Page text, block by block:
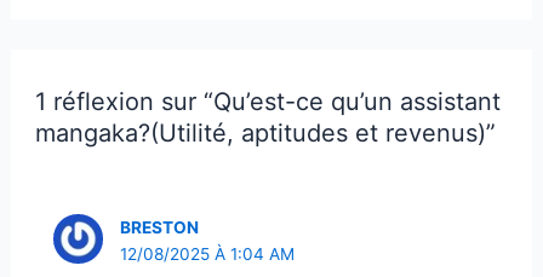
1 réflexion sur “Qu’est-ce qu’un assistant
mangaka?(Utilité, aptitudes et revenus)”
BRESTON
12/08/2025 À 1:04 AM